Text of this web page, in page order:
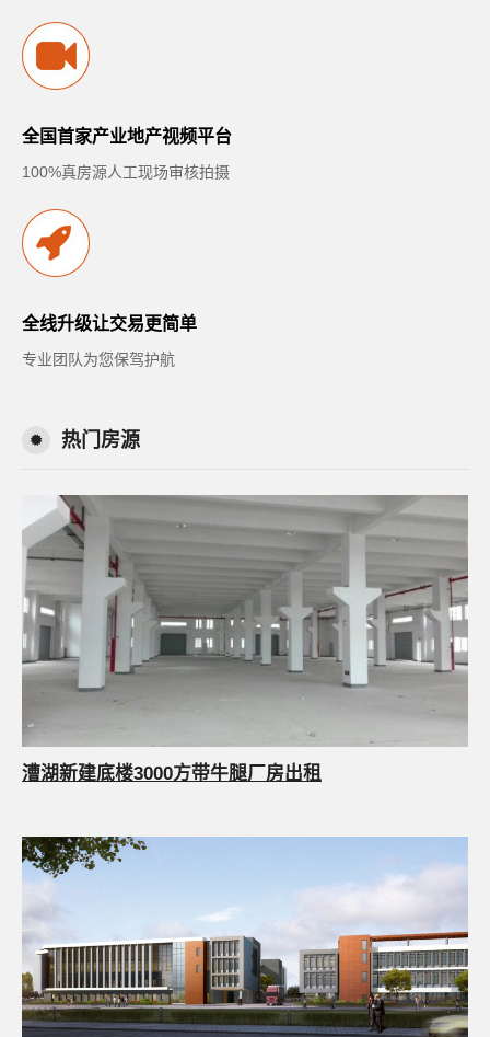
全国首家产业地产视频平台
100%真房源人工现场审核拍摄
全线升级让交易更简单
专业团队为您保驾护航
热门房源
漕湖新建底楼3000方带牛腿厂房出租